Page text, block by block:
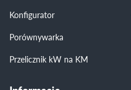
Konfigurator
Porównywarka
Przelicznik kW na KM